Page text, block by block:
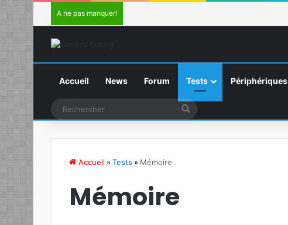
A ne pas manquer!
Accueil News Forum Tests Périphériques
Accueil » Tests » Mémoire
Mémoire